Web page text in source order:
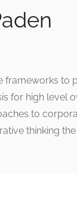
frameworks to
for high level
to
thinking